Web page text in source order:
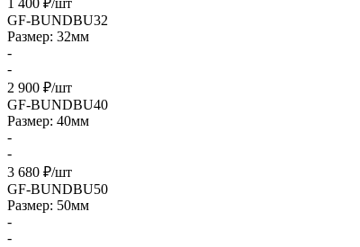
1 400 ₽/шт
GF-BUNDBU32
Размер: 32мм
-
-
2 900 ₽/шт
GF-BUNDBU40
Размер: 40мм
-
-
3 680 ₽/шт
GF-BUNDBU50
Размер: 50мм
-
-